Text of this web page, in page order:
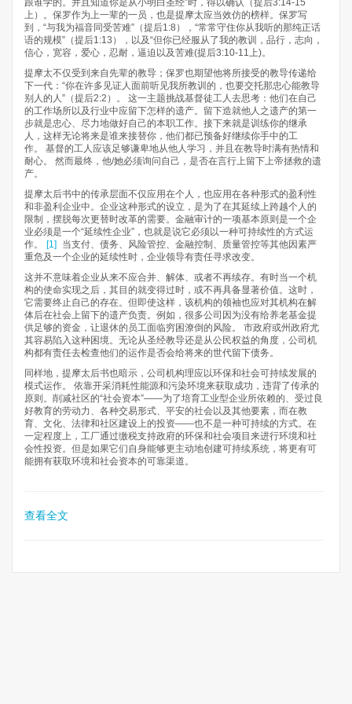
跟谁学的。并且知道你是从小明白圣经”时，得以确认（提后3:14-15
上）。保罗作为上一辈的一员，也是提摩太应当效仿的榜样。保罗写
到，“与我为福音同受苦难”（提后1:8），“常常守住你从我听的那纯正话
语的规模”（提后1:13），以及“但你已经服从了我的教训，品行，志向，
信心，宽容，爱心，忍耐，逼迫以及苦难(提后3:10-11上)。
提摩太不仅受到来自先辈的教导；保罗也期望他将所接受的教导传递给
下一代：“你在许多见证人面前听见我所教训的，也要交托那忠心能教导
别人的人”（提后2:2）。 这一主题挑战基督徒工人去思考：他们在自己
的工作场所以及行业中应留下怎样的遗产。留下造就他人之遗产的第一
步就是忠心、尽力地做好自己的本职工作。接下来就是训练你的继承
人，这样无论将来是谁来接替你，他们都已预备好继续你手中的工
作。 基督的工人应该足够谦卑地从他人学习，并且在教导时满有热情和
耐心。 然而最终，他/她必须询问自己，是否在言行上留下上帝拯救的遗
产。
提摩太后书中的传承层面不仅应用在个人，也应用在各种形式的盈利性
和非盈利企业中。企业这种形式的设立，是为了在其延续上跨越个人的
限制，摆脱每次更替时改革的需要。金融审计的一项基本原则是一个企
业必须是一个“延续性企业”，也就是说它必须以一种可持续性的方式运
作。
[1]
当支付、债务、风险管控、金融控制、质量管控等其他因素严
重危及一个企业的延续性时，企业领导有责任寻求改变。
这并不意味着企业从来不应合并、解体、或者不再续存。有时当一个机
构的使命实现之后，其目的就变得过时，或不再具备显著价值。这时，
它需要终止自己的存在。但即使这样，该机构的领袖也应对其机构在解
体后在社会上留下的遗产负责。例如，很多公司因为没有给养老基金提
供足够的资金，让退休的员工面临穷困潦倒的风险。 市政府或州政府尤
其容易陷入这种困境。无论从圣经教导还是从公民权益的角度，公司机
构都有责任去检查他们的运作是否会给将来的世代留下债务。
同样地，提摩太后书也暗示，公司机构理应以环保和社会可持续发展的
模式运作。 依靠开采消耗性能源和污染环境来获取成功，违背了传承的
原则。削减社区的“社会资本”——为了培育工业型企业所依赖的、受过良
好教育的劳动力、各种交易形式、平安的社会以及其他要素，而在教
育、文化、法律和社区建设上的投资——也不是一种可持续的方式。在
一定程度上，工厂通过缴税支持政府的环保和社会项目来进行环境和社
会性投资。但是如果它们自身能够更主动地创建可持续系统，将更有可
能拥有获取环境和社会资本的可靠渠道。
查看全文